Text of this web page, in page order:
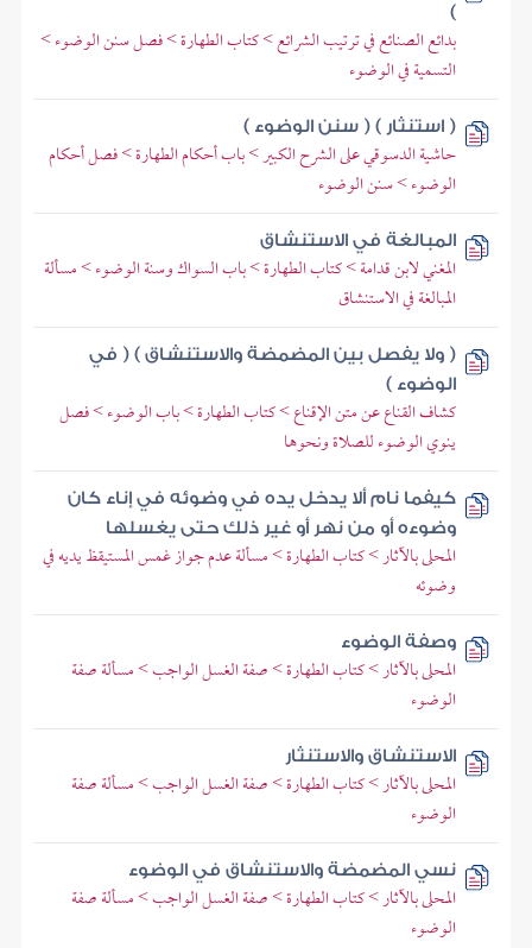
)
بدائع الصنائع في ترتيب الشرائع > كتاب الطهارة > فصل سنن الوضوء >
التسمية في الوضوء
( استنثار ) ( سنن الوضوء )
حاشية الدسوقي على الشرح الكبير > باب أحكام الطهارة > فصل أحكام
الوضوء > سنن الوضوء
المبالغة في الاستنشاق
المغني لابن قدامة > كتاب الطهارة > باب السواك وسنة الوضوء > مسألة
المبالغة في الاستنشاق
( ولا يفصل بين المضمضة والاستنشاق ) ( في
الوضوء )
كشاف القناع عن متن الإقناع > كتاب الطهارة > باب الوضوء > فصل
ينوي الوضوء للصلاة ونحوها
كيفما نام ألا يدخل يده في وضوئه في إناء كان
وضوءه أو من نهر أو غير ذلك حتى يغسلها
المحلى بالآثار > كتاب الطهارة > مسألة عدم جواز غمس المستيقظ يديه في
وضوئه
وصفة الوضوء
المحلى بالآثار > كتاب الطهارة > صفة الغسل الواجب > مسألة صفة
الوضوء
الاستنشاق والاستنثار
المحلى بالآثار > كتاب الطهارة > صفة الغسل الواجب > مسألة صفة
الوضوء
نسي المضمضة والاستنشاق في الوضوء
المحلى بالآثار > كتاب الطهارة > صفة الغسل الواجب > مسألة صفة
الوضوء